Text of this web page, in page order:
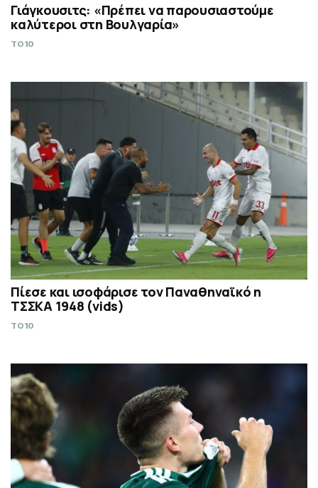
Γιάγκουσιτς: «Πρέπει να παρουσιαστούμε
καλύτεροι στη Βουλγαρία»
TO10
Πίεσε και ισοφάρισε τον Παναθηναϊκό η
ΤΣΣΚΑ 1948 (vids)
TO10